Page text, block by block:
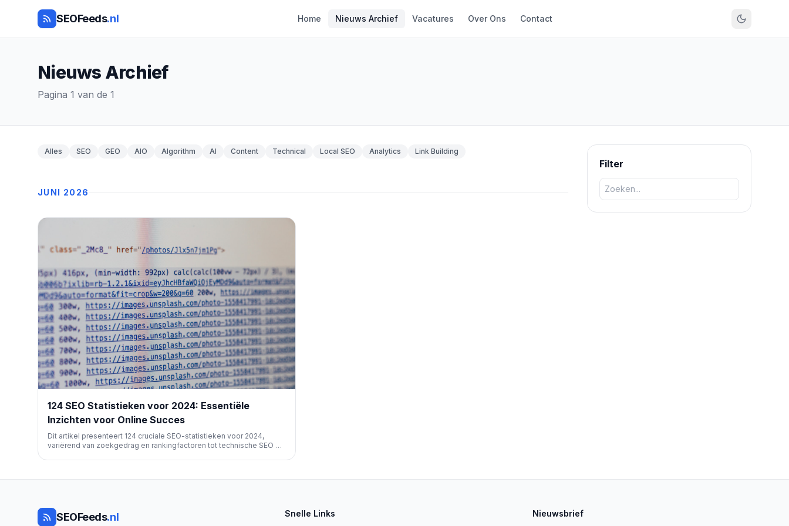
SEOFeeds.nl Home Nieuws Archief Vacatures Over Ons Contact
Nieuws Archief
Pagina 1 van de 1
Alles SEO GEO AIO Algorithm AI Content Technical Local SEO Analytics Link Building
JUNI 2026
124 SEO Statistieken voor 2024: Essentiële
Inzichten voor Online Succes
Dit artikel presenteert 124 cruciale SEO-statistieken voor 2024,
variërend van zoekgedrag en rankingfactoren tot technische SEO en
Filter
SEOFeeds.nl Snelle Links
Nieuwsbrief